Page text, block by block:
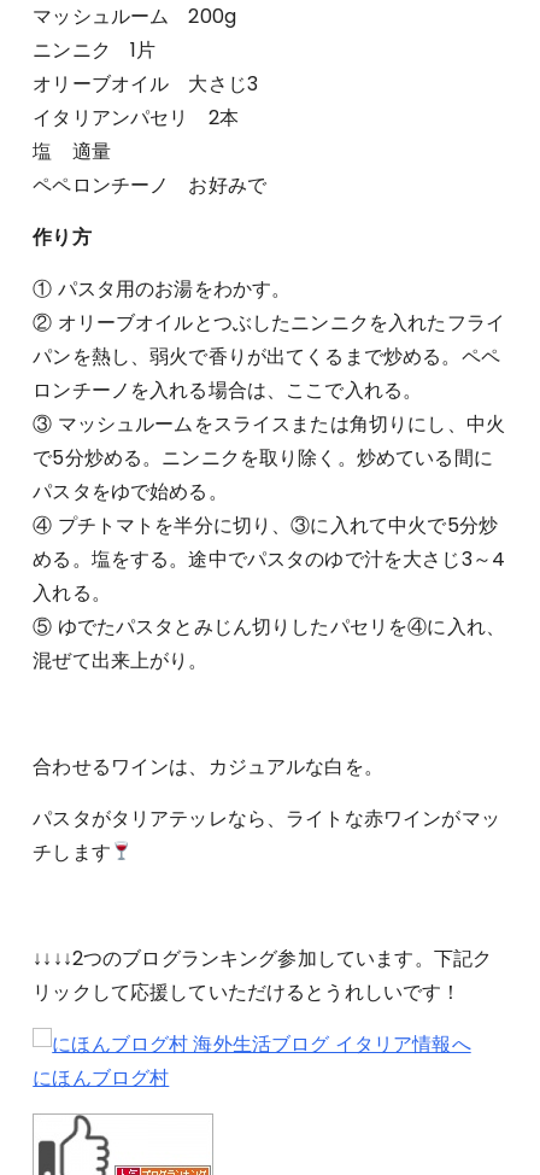
マッシュルーム 200g
ニンニク 1片
オリーブオイル 大さじ3
イタリアンパセリ 2本
塩 適量
ペペロンチーノ お好みで
作り方
① パスタ用のお湯をわかす。
② オリーブオイルとつぶしたニンニクを入れたフライ
パンを熱し、弱火で香りが出てくるまで炒める。ペペ
ロンチーノを入れる場合は、ここで入れる。
③ マッシュルームをスライスまたは角切りにし、中火
で5分炒める。ニンニクを取り除く。炒めている間に
パスタをゆで始める。
④ プチトマトを半分に切り、③に入れて中火で5分炒
める。塩をする。途中でパスタのゆで汁を大さじ3～4
入れる。
⑤ ゆでたパスタとみじん切りしたパセリを④に入れ、
混ぜて出来上がり。
合わせるワインは、カジュアルな白を。
パスタがタリアテッレなら、ライトな赤ワインがマッ
チします
↓↓↓↓2つのブログランキング参加しています。下記ク
リックして応援していただけるとうれしいです！
にほんブログ村